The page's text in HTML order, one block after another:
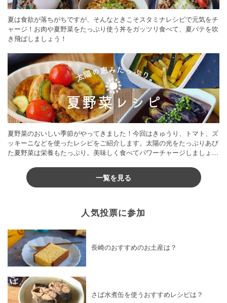
夏は食欲が落ちがちですが、そんなときこそスタミナレシピで元気をチ
ャージ！お肉や夏野菜をたっぷり使う丼をガッツリ食べて、夏バテを吹
き飛ばしましょう！
夏野菜のおいしい季節がやってきました！今回はきゅうり、トマト、ズ
ッキーニなどを使ったレシピをご紹介します。太陽の光をたっぷりあび
た夏野菜は栄養もたっぷり。美味しく食べてパワーチャージしましょう
一覧を見る
人気投票に参加
長崎のおすすめのお土産は？
さば水煮缶を使うおすすめレシピは？